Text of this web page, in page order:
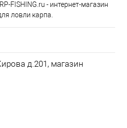
FISHING.ru - интернет-магазин
ловли карпа.
д.201, магазин